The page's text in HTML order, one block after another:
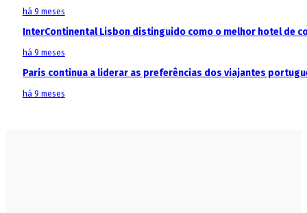
há 9 meses
InterContinental Lisbon distinguido como o melhor hotel de
há 9 meses
Paris continua a liderar as preferências dos viajantes
há 9 meses